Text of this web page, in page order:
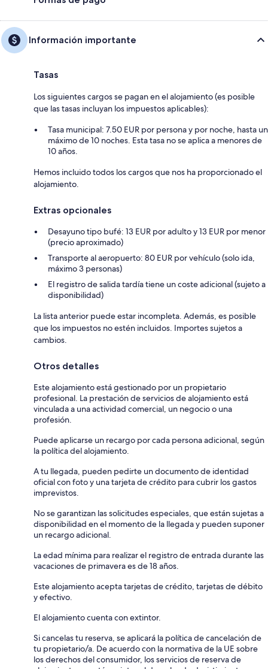
Información importante
Tasas
Los siguientes cargos se pagan en el alojamiento (es posible
que las tasas incluyan los impuestos aplicables):
Tasa municipal: 7.50 EUR por persona y por noche, hasta un
máximo de 10 noches. Esta tasa no se aplica a menores de
10 años.
Hemos incluido todos los cargos que nos ha proporcionado el
alojamiento.
Extras opcionales
Desayuno tipo bufé: 13 EUR por adulto y 13 EUR por menor
(precio aproximado)
Transporte al aeropuerto: 80 EUR por vehículo (solo ida,
máximo 3 personas)
El registro de salida tardía tiene un coste adicional (sujeto a
disponibilidad)
La lista anterior puede estar incompleta. Además, es posible
que los impuestos no estén incluidos. Importes sujetos a
cambios.
Otros detalles
Este alojamiento está gestionado por un propietario
profesional. La prestación de servicios de alojamiento está
vinculada a una actividad comercial, un negocio o una
profesión.
Puede aplicarse un recargo por cada persona adicional, según
la política del alojamiento.
A tu llegada, pueden pedirte un documento de identidad
oficial con foto y una tarjeta de crédito para cubrir los gastos
imprevistos.
No se garantizan las solicitudes especiales, que están sujetas a
disponibilidad en el momento de la llegada y pueden suponer
un recargo adicional.
La edad mínima para realizar el registro de entrada durante las
vacaciones de primavera es de 18 años.
Este alojamiento acepta tarjetas de crédito, tarjetas de débito
y efectivo.
El alojamiento cuenta con extintor.
Si cancelas tu reserva, se aplicará la política de cancelación de
tu propietario/a. De acuerdo con la normativa de la UE sobre
los derechos del consumidor, los servicios de reserva de